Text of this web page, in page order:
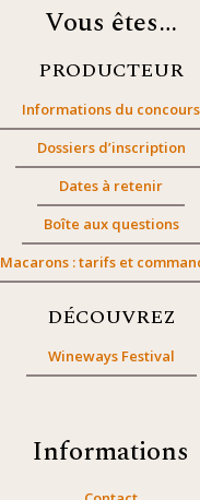
Vous êtes…
PRODUCTEUR
Informations du concours
Dossiers d’inscription
Dates à retenir
Boîte aux questions
Macarons : tarifs et
DÉCOUVREZ
Wineways Festival
Informations